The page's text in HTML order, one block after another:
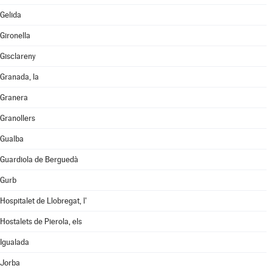
Gelida
Gironella
Gisclareny
Granada, la
Granera
Granollers
Gualba
Guardiola de Berguedà
Gurb
Hospitalet de Llobregat, l'
Hostalets de Pierola, els
Igualada
Jorba